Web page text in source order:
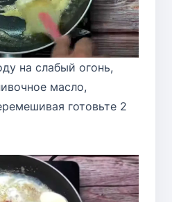
на слабый огонь,
масло,
готовьте 2